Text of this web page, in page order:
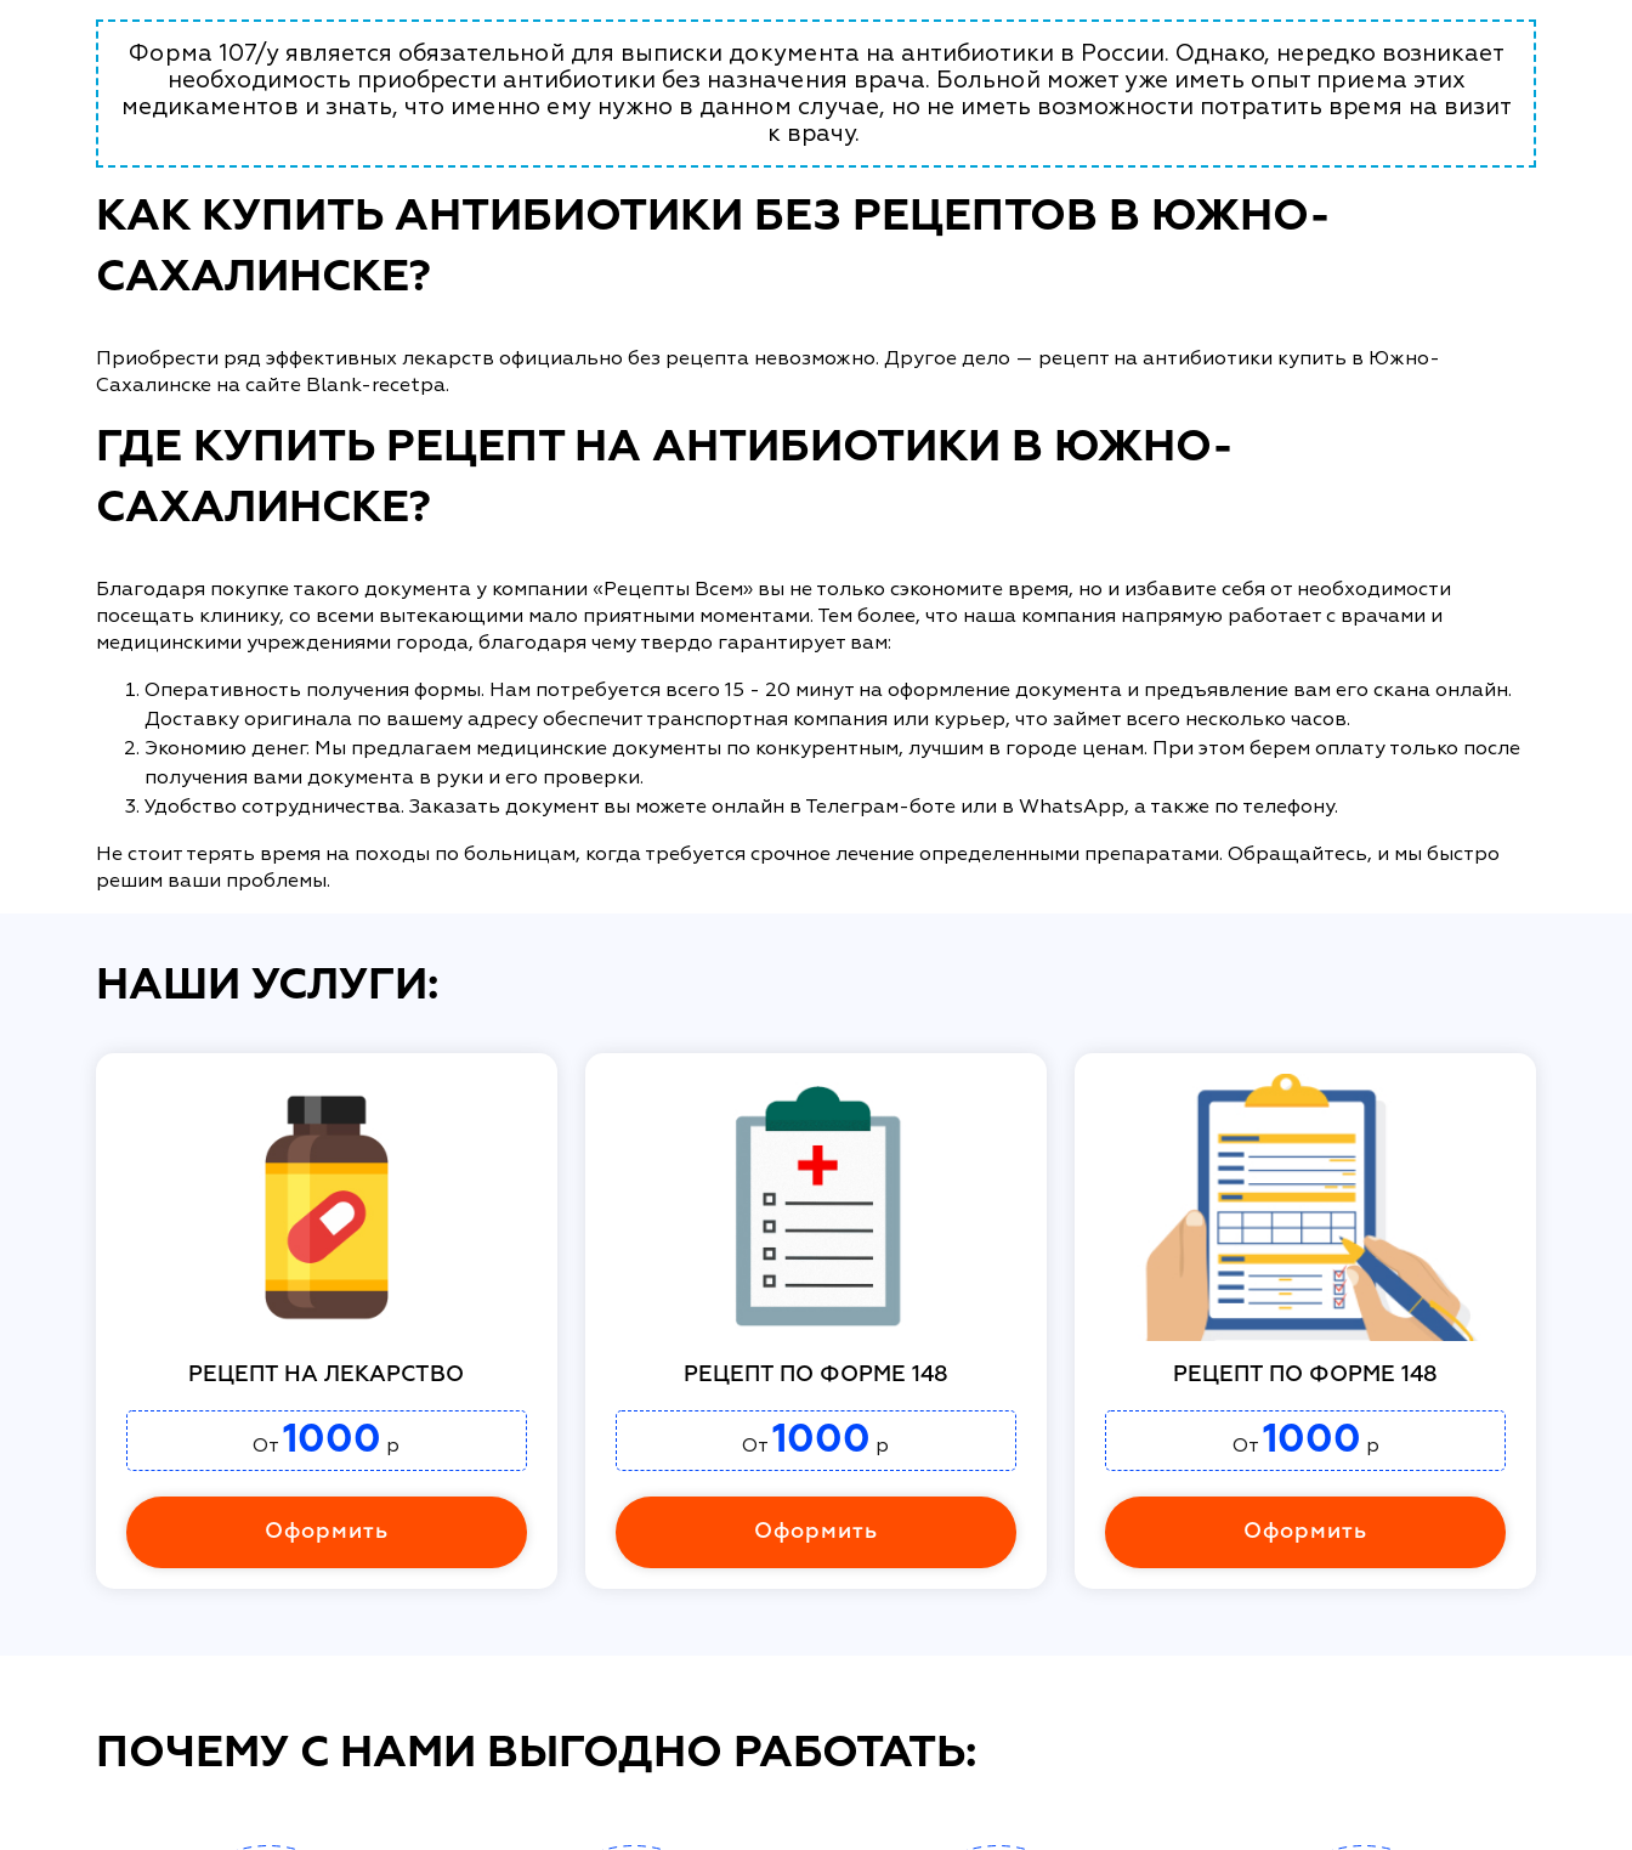
Форма 107/у является обязательной для выписки документа на антибиотики в России. Однако, нередко возникает
необходимость приобрести антибиотики без назначения врача. Больной может уже иметь опыт приема этих
медикаментов и знать, что именно ему нужно в данном случае, но не иметь возможности потратить время на визит
к врачу.
КАК КУПИТЬ АНТИБИОТИКИ БЕЗ РЕЦЕПТОВ В ЮЖНО-
САХАЛИНСКЕ?
Приобрести ряд эффективных лекарств официально без рецепта невозможно. Другое дело — рецепт на антибиотики купить в Южно-
Сахалинске на сайте Blank-recetpa.
ГДЕ КУПИТЬ РЕЦЕПТ НА АНТИБИОТИКИ В ЮЖНО-
САХАЛИНСКЕ?
Благодаря покупке такого документа у компании «Рецепты Всем» вы не только сэкономите время, но и избавите себя от необходимости
посещать клинику, со всеми вытекающими мало приятными моментами. Тем более, что наша компания напрямую работает с врачами и
медицинскими учреждениями города, благодаря чему твердо гарантирует вам:
Оперативность получения формы. Нам потребуется всего 15 - 20 минут на оформление документа и предъявление вам его скана онлайн.
Доставку оригинала по вашему адресу обеспечит транспортная компания или курьер, что займет всего несколько часов.
Экономию денег. Мы предлагаем медицинские документы по конкурентным, лучшим в городе ценам. При этом берем оплату только после
получения вами документа в руки и его проверки.
Удобство сотрудничества. Заказать документ вы можете онлайн в Телеграм-боте или в WhatsApp, а также по телефону.
Не стоит терять время на походы по больницам, когда требуется срочное лечение определенными препаратами. Обращайтесь, и мы быстро
решим ваши проблемы.
НАШИ УСЛУГИ:
РЕЦЕПТ НА ЛЕКАРСТВО
От 1000 р
Оформить
РЕЦЕПТ ПО ФОРМЕ 148
От 1000 р
Оформить
РЕЦЕПТ ПО ФОРМЕ 148
От 1000 р
Оформить
ПОЧЕМУ С НАМИ ВЫГОДНО РАБОТАТЬ: